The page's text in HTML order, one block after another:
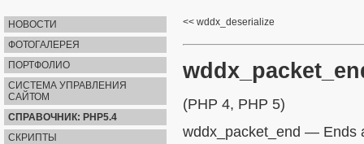
НОВОСТИ
ФОТОГАЛЕРЕЯ
ПОРТФОЛИО
СИСТЕМА УПРАВЛЕНИЯ
САЙТОМ
СПРАВОЧНИК: PHP5.4
СКРИПТЫ
wddx_deserialize
(PHP 4, PHP 5)
wddx_packet_end — Ends